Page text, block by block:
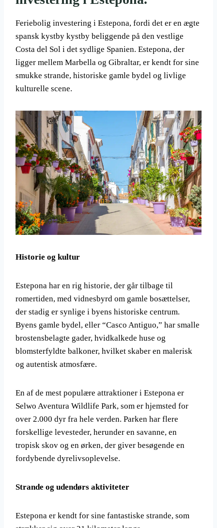
Feriebolig investering i Estepona, fordi det er en ægte
spansk kystby kystby beliggende på den vestlige
Costa del Sol i det sydlige Spanien. Estepona, der
ligger mellem Marbella og Gibraltar, er kendt for sine
smukke strande, historiske gamle bydel og livlige
kulturelle scene.
Historie og kultur
Estepona har en rig historie, der går tilbage til
romertiden, med vidnesbyrd om gamle bosættelser,
der stadig er synlige i byens historiske centrum.
Byens gamle bydel, eller “Casco Antiguo,” har smalle
brostensbelagte gader, hvidkalkede huse og
blomsterfyldte balkoner, hvilket skaber en malerisk
og autentisk atmosfære.
En af de mest populære attraktioner i Estepona er
Selwo Aventura Wildlife Park, som er hjemsted for
over 2.000 dyr fra hele verden. Parken har flere
forskellige levesteder, herunder en savanne, en
tropisk skov og en ørken, der giver besøgende en
fordybende dyrelivsoplevelse.
Strande og udendørs aktiviteter
Estepona er kendt for sine fantastiske strande, som